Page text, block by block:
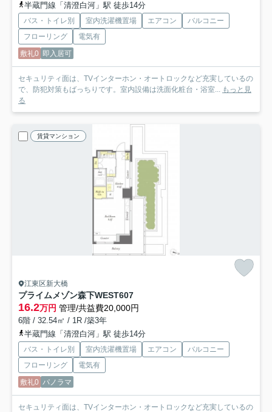
半蔵門線「清澄白河」駅 徒歩14分
バス・トイレ別 室内洗濯機置場 エアコン
バルコニー
フローリング
電気有
敷礼0 即入居可
セキュリティ面は、TVインターホン・オートロックなど充実しているの
で、防犯対策もばっちりです。室内設備は洗面化粧台・浴室... もっと見
る
賃貸マンション
江東区新大橋
プライムメゾン森下WEST607
16.2万円 管理/共益費20,000円
6階 / 32.54㎡ / 1R /築3年
半蔵門線「清澄白河」駅 徒歩14分
バス・トイレ別 室内洗濯機置場 エアコン
バルコニー
フローリング
電気有
敷礼0 パノラマ
セキュリティ面は、TVインターホン・オートロックなど充実しているの